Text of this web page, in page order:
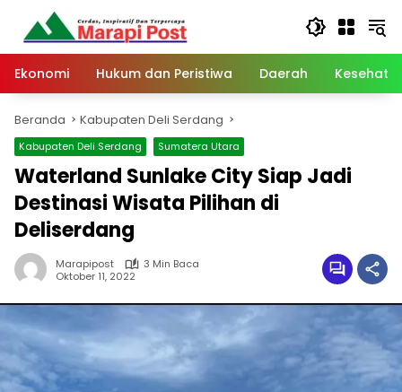
Langsung
konten
Ekonomi
Hukum dan Peristiwa Daerah
Beranda Kabupaten Deli Serdang
Kabupaten Deli Serdang Sumatera Utara
Waterland Sunlake City Siap Jadi
Destinasi Wisata Pilihan di
Deliserdang
Marapipost
3 Min Baca
Oktober 11, 2022